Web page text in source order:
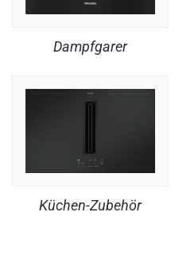
Dampfgarer
Küchen-Zubehör